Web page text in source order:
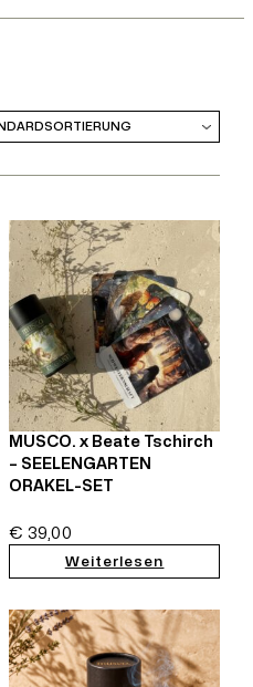
MUSCO. x Beate Tschirch
– SEELENGARTEN
ORAKEL-SET
€ 39,00
Weiterlesen